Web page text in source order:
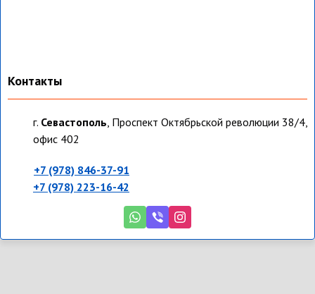
Контакты
г. Севастополь, Проспект Октябрьской революции 38/4,
офис 402
+7 (978) 846-37-91
+7 (978) 223-16-42